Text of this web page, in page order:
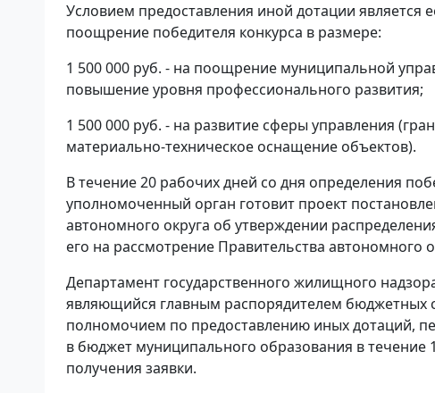
Условием предоставления иной дотации является
поощрение победителя конкурса в размере:
1 500 000 руб. - на поощрение муниципальной
повышение уровня профессионального развития;
1 500 000 руб. - на развитие сферы управления
материально-техническое оснащение объектов).
В течение 20 рабочих дней со дня определения
уполномоченный орган готовит проект
автономного округа об утверждении
его на рассмотрение Правительства автономного
Департамент государственного жилищного
являющийся главным распорядителем бюджетных
полномочием по предоставлению иных дотаций,
в бюджет муниципального образования в течение
получения заявки.